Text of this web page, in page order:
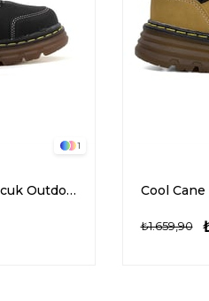
1
Cool Cane Filet Erkek Çocuk Outdoor Bot Siyah
₺1.659,90